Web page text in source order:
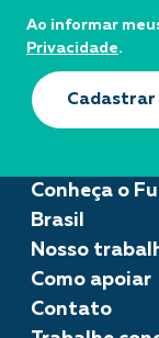
Conheça o
Brasil
Nosso
Como apoiar
Contato
Ao informar
Privacidade.
Cadastrar